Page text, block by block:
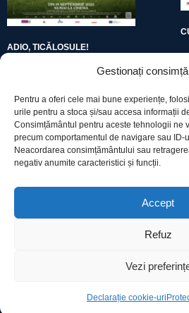
Gestionați
Pentru a oferi cele mai bune experiențe,
urile pentru a stoca și/sau accesa informații
Consimțământul pentru aceste tehnologii ne
precum comportamentul de navigare sau ID-
Neacordarea consimțământului sau
negativ anumite caracteristici și funcții.
Accept
Refuz
Vezi
Declarație cookie-uri
ADIO, TICĂLOSULE!
Utile
Declarație
Contact
Ro Image